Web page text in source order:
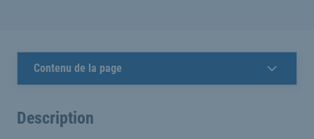
Contenu de la page
Description